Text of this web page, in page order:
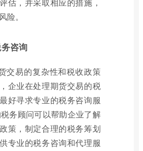
险。
咨询
交易的复杂性和税收政策
企业在处理期货交易的税
好寻求专业的税务咨询服
务顾问可以帮助企业了解
策，制定合理的税务筹划
专业的税务咨询和代理服